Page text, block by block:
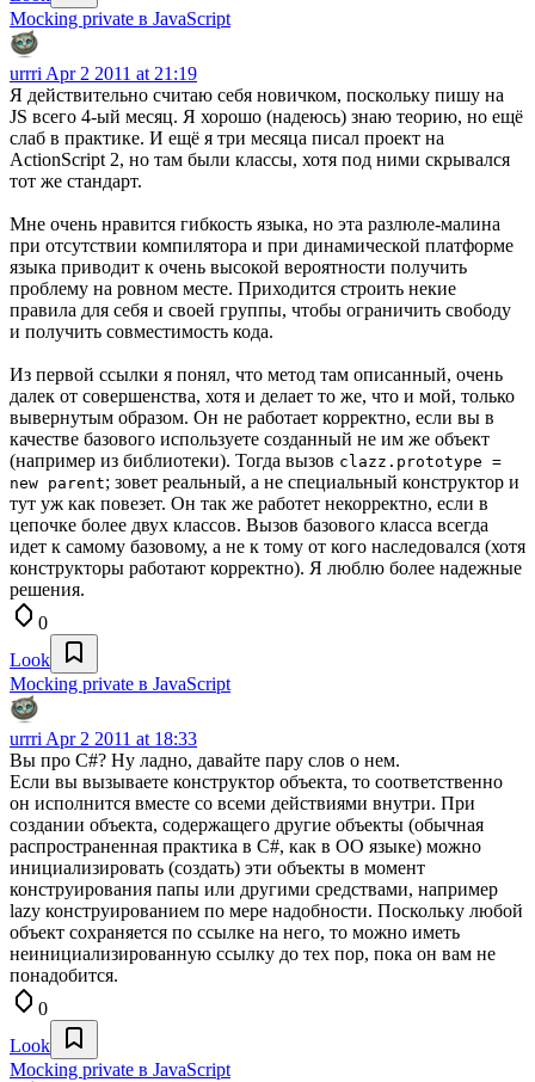
Mocking private в JavaScript
urrri Apr 2 2011 at 21:19
Я действительно считаю себя новичком, поскольку пишу на
JS всего 4-ый месяц. Я хорошо (надеюсь) знаю теорию, но ещё
слаб в практике. И ещё я три месяца писал проект на
ActionScript 2, но там были классы, хотя под ними скрывался
тот же стандарт.
Мне очень нравится гибкость языка, но эта разлюле-малина
при отсутствии компилятора и при динамической платформе
языка приводит к очень высокой вероятности получить
проблему на ровном месте. Приходится строить некие
правила для себя и своей группы, чтобы ограничить свободу
и получить совместимость кода.
Из первой ссылки я понял, что метод там описанный, очень
далек от совершенства, хотя и делает то же, что и мой, только
вывернутым образом. Он не работает корректно, если вы в
качестве базового используете созданный не им же объект
(например из библиотеки). Тогда вызов clazz.prototype =
new parent; зовет реальный, а не специальный конструктор и
тут уж как повезет. Он так же работет некорректно, если в
цепочке более двух классов. Вызов базового класса всегда
идет к самому базовому, а не к тому от кого наследовался (хотя
конструкторы работают корректно). Я люблю более надежные
решения.
0
Look
Mocking private в JavaScript
urrri Apr 2 2011 at 18:33
Вы про С#? Ну ладно, давайте пару слов о нем.
Если вы вызываете конструктор объекта, то соответственно
он исполнится вместе со всеми действиями внутри. При
создании объекта, содержащего другие объекты (обычная
распространенная практика в С#, как в ОО языке) можно
инициализировать (создать) эти объекты в момент
конструирования папы или другими средствами, например
lazy конструированием по мере надобности. Поскольку любой
объект сохраняется по ссылке на него, то можно иметь
неинициализированную ссылку до тех пор, пока он вам не
понадобится.
0
Look
Mocking private в JavaScript